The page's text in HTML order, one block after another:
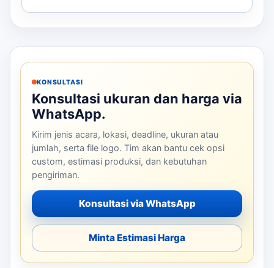
KONSULTASI
Konsultasi ukuran dan harga via
WhatsApp.
Kirim jenis acara, lokasi, deadline, ukuran atau
jumlah, serta file logo. Tim akan bantu cek opsi
custom, estimasi produksi, dan kebutuhan
pengiriman.
Konsultasi via WhatsApp
Minta Estimasi Harga